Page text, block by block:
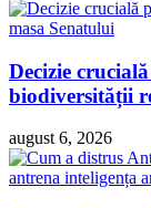
Decizie
biodiversității
august 6, 2026